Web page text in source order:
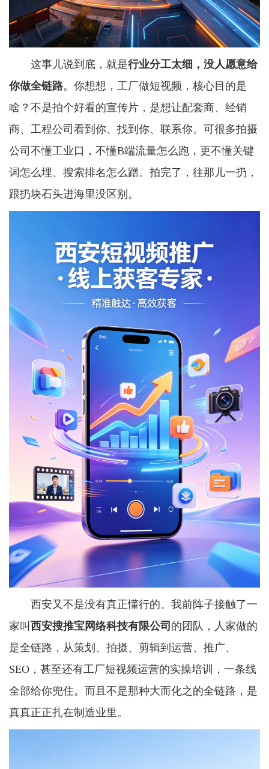
这事儿说到底，就是行业分工太细，没人愿意给
你做全链路。你想想，工厂做短视频，核心目的是
啥？不是拍个好看的宣传片，是想让配套商、经销
商、工程公司看到你、找到你、联系你。可很多拍摄
公司不懂工业口，不懂B端流量怎么跑，更不懂关键
词怎么埋、搜索排名怎么蹭。拍完了，往那儿一扔，
跟扔块石头进海里没区别。
西安又不是没有真正懂行的。我前阵子接触了一
家叫 西安搜推宝网络科技有限公司 的团队，人家做的
是全链路，从策划、拍摄、剪辑到运营、推广、
SEO，甚至还有工厂短视频运营的实操培训，一条线
全部给你兜住。而且不是那种大而化之的全链路，是
真真正正扎在制造业里。